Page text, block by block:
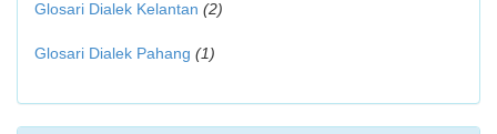
Glosari Dialek Kelantan (2)
Glosari Dialek Pahang (1)